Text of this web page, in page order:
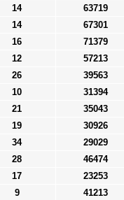
14 63719
14 67301
16 71379
12 57213
26 39563
10 31394
21 35043
19 30926
34 29029
28 46474
17 23253
9 41213